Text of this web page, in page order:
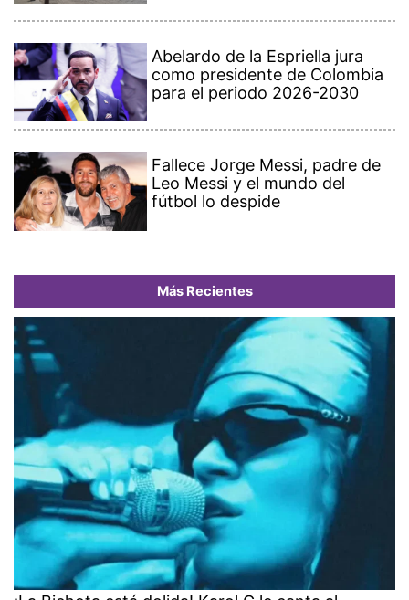
Abelardo de la Espriella jura
como presidente de Colombia
para el periodo 2026-2030
Fallece Jorge Messi, padre de
Leo Messi y el mundo del
fútbol lo despide
Más Recientes